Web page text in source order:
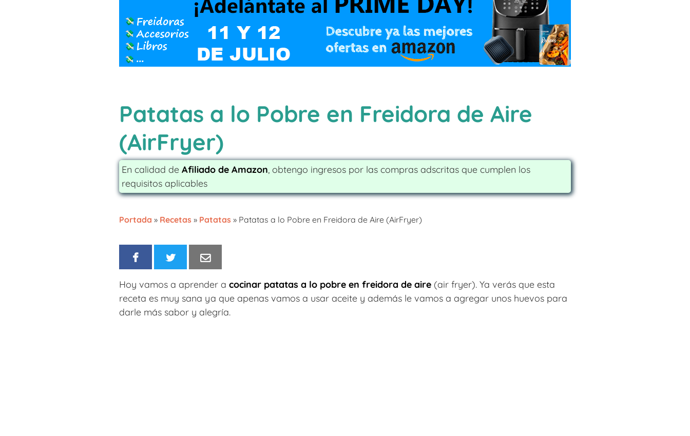
Patatas a lo Pobre en Freidora de Aire
(AirFryer)
En calidad de Afiliado de Amazon, obtengo ingresos por las compras adscritas que cumplen los
requisitos aplicables
Portada » Recetas » Patatas » Patatas a lo Pobre en Freidora de Aire (AirFryer)
Hoy vamos a aprender a cocinar patatas a lo pobre en freidora de aire (air fryer). Ya verás que esta
receta es muy sana ya que apenas vamos a usar aceite y además le vamos a agregar unos huevos para
darle más sabor y alegría.